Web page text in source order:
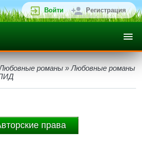
Войти Регистрация
романы » Любовные романы
права